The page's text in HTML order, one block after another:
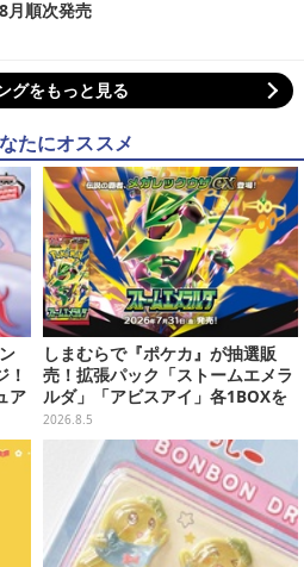
月順次発売
グをもっと見る
たにオススメ
！
ア
しまむらで『ポケカ』が抽選販
売！拡張パック「ストームエメラ
ルダ」「アビスアイ」各1BOXを
ラインナップ
2026.8.5